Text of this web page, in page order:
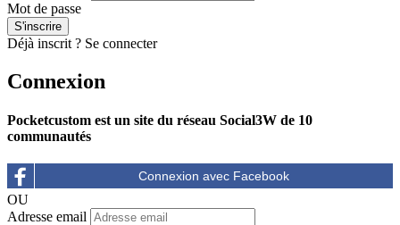
Mot de passe
Déjà inscrit ? Se connecter
Connexion
Pocketcustom est un site du réseau Social3W de 10
communautés
OU
Adresse email